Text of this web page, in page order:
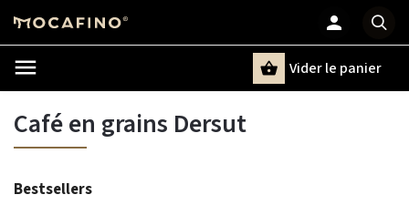
Chercher
Vider le panier
Café en grains Dersut
Bestsellers